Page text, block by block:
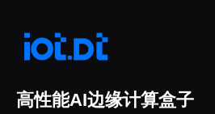
高性能AI边缘计算盒子